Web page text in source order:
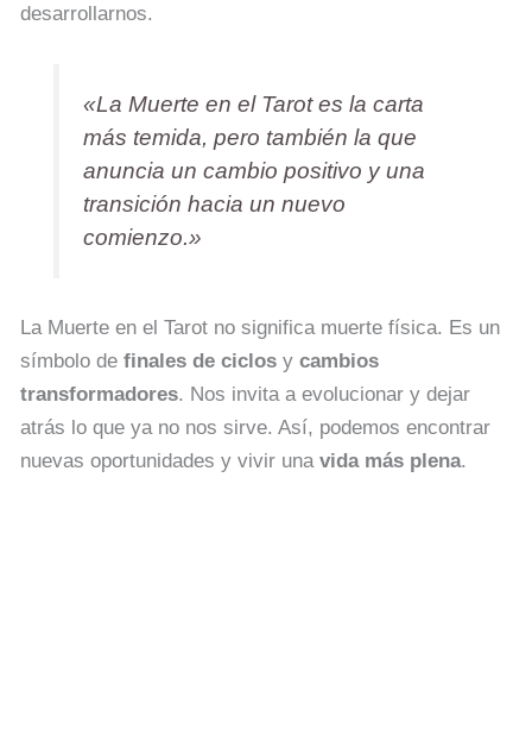
desarrollarnos.
«La Muerte en el Tarot es la carta
más temida, pero también la que
anuncia uncambio positivo y una
transición hacia un nuevo
comienzo.»
La Muerte en el Tarot no significa muerte física. Es un
símbolo de finales de ciclos y cambios
transformadores. Nos invita a evolucionar y dejar
atrás lo que ya no nos sirve. Así, podemos encontrar
nuevas oportunidades y vivir una vida más plena.